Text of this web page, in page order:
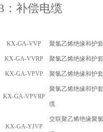
：补偿电缆
KX-GA-VVP 聚氯乙烯绝缘和护
KX-GA-VVRP 聚氯乙烯绝缘和护
KX-GA-VPVP 聚氯乙烯绝缘和护
KX-GA-VPVRP
聚氯乙烯绝缘和护
缆
KX-GA-YJVP
交联聚乙烯绝缘聚